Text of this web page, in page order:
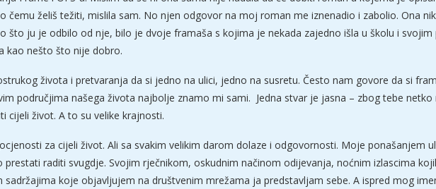
želiš težiti, mislila sam. No njen odgovor na moj roman me iznenadio i zabolio. Ona
što ju je odbilo od nje, bilo je dvoje framaša s kojima je nekada zajedno išla u školu i
kao nešto što nije dobro.
života i pretvaranja da si jedno na ulici, jedno na susretu. Često nam govore da si
područjima našega života najbolje znamo mi sami. Jedna stvar je jasna – zbog tebe
život. A to su velike krajnosti.
za cijeli život. Ali sa svakim velikim darom dolaze i odgovornosti. Moje ponašanjem
raditi svugdje. Svojim rječnikom, oskudnim načinom odijevanja, noćnim izlascima
koje objavljujem na društvenim mrežama ja predstavljam sebe. A ispred mog